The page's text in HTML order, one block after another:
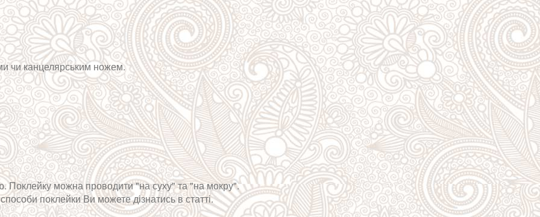
чи канцелярським ножем.
Поклейку можна проводити "на суху" та "на мокру".
поклейки Ви можете дізнатись в статті.